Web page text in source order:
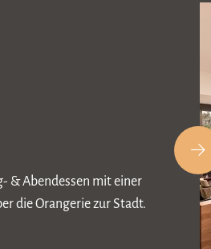
& Abendessen mit einer
die Orangerie zur Stadt.